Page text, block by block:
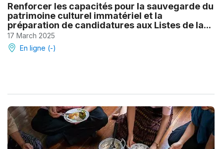
Renforcer les capacités pour la sauvegarde du
patrimoine culturel immatériel et la
préparation de candidatures aux Listes de la...
17 March 2025
En ligne (-)